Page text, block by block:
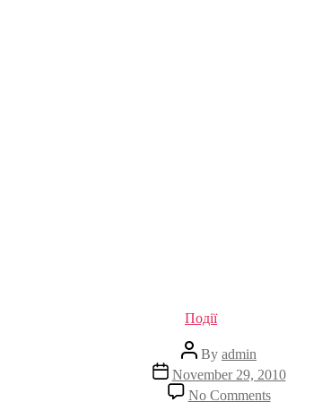
Categories
Події
Post
author
By admin
Post
date
November 29, 2010
No Commentson